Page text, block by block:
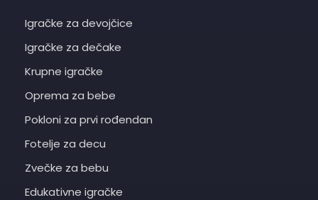
Igračke za devojčice
Igračke za dečake
Krupne igračke
Oprema za bebe
Pokloni za prvi rođendan
Fotelje za decu
Zvečke za bebu
Edukativne igračke